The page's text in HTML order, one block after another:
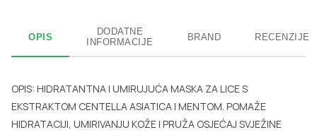
OPIS
DODATNE
INFORMACIJE
BRAND RECENZIJE
OPIS: HIDRATANTNA I UMIRUJUĆA MASKA ZA LICE S
EKSTRAKTOM CENTELLA ASIATICA I MENTOM. POMAŽE
HIDRATACIJI, UMIRIVANJU KOŽE I PRUŽA OSJEĆAJ SVJEŽINE